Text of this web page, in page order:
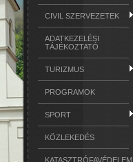
CIVIL SZERVEZETEK
ADATKEZELÉSI
TÁJÉKOZTATÓ
TURIZMUS
PROGRAMOK
SPORT
KÖZLEKEDÉS
KATASZTRÓFAVÉDELEM